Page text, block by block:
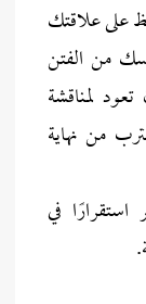
على علاقتك
من الفتن
لمناقشة
من نهاية
في